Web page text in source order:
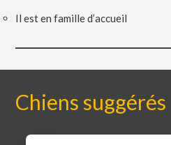
Il est en famille d’accueil
Chiens suggérés